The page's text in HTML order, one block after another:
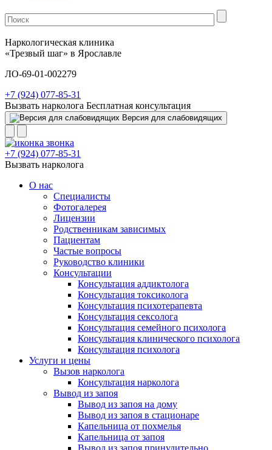
Наркологическая клиника
«Трезвый шаг» в Ярославле
ЛО-69-01-002279
+7 (924) 077-85-31
Вызвать нарколога Бесплатная консультация
Версия для слабовидящих
+7 (924) 077-85-31
Вызвать нарколога
О нас
Специалисты
Фотогалерея
Лицензии
Родственникам зависимых
Пациентам
Частые вопросы
Руководство клиники
Консультации
Консультация аддиктолога
Консультация токсиколога
Консультация психотерапевта
Консультация сексолога
Консультация семейного психолога
Консультация клинического психолога
Консультация психолога
Услуги и цены
Вызов нарколога
Консультация нарколога
Вывод из запоя
Вывод из запоя на дому
Вывод из запоя в стационаре
Капельница от похмелья
Капельница от запоя
Вывод из запоя принудительно